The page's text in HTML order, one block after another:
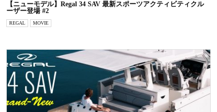
【ニューモデル】Regal 34 SAV 最新スポーツアクティビティクル
ーザー登場 #2
REGAL MOVIE